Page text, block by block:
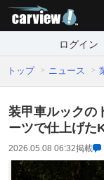
ログイン
トップ ニュース
装甲車ルックの
ーツで仕上げた
2026.05.08 06:32掲載